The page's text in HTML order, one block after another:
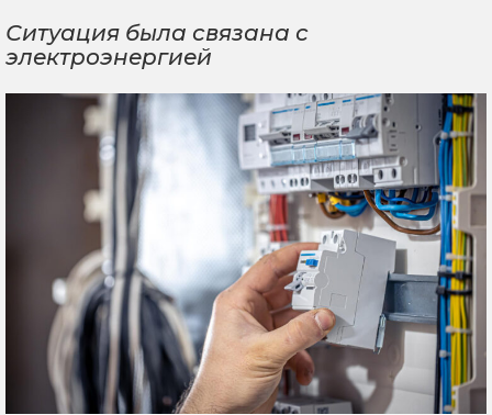
Ситуация была связана с
электроэнергией